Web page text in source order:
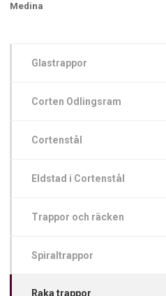
Medina
Glastrappor
Corten Odlingsram
Cortenstål
Eldstad i Cortenstål
Trappor och räcken
Spiraltrappor
Raka trappor